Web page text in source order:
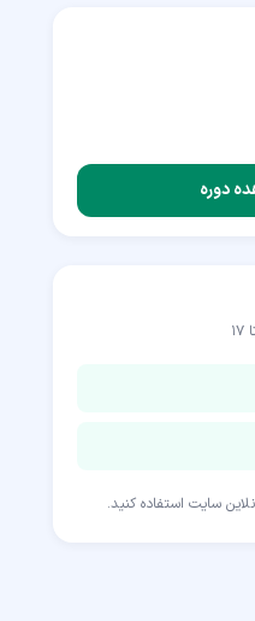
دوره
سایت استفاده کنید.